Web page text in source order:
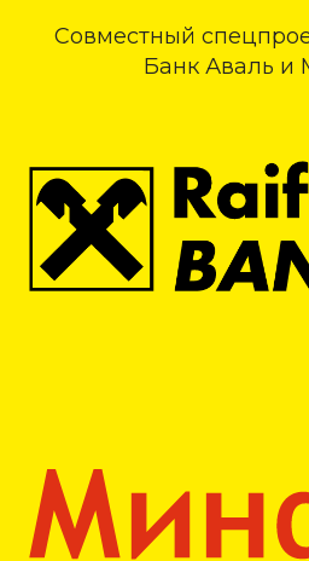
Совместный
Банк Аваль и